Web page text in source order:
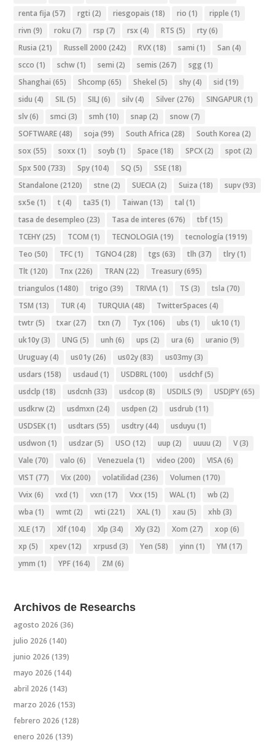
renta fija (57) rgti (2) riesgopais (18) rio (1) ripple (1)
rivn (9) roku (7) rsp (7) rsx (4) RTS (5) rty(6)
Rusia (21) Russell 2000 (242) RVX(18) sami (1) San (4)
scco (1) schw(1) semi (2) semis (267) sgg (1)
Shanghai (65) Shcomp (65) Shekel (5) shy(4) sid (19)
sidu (4) SIL(5) SILJ (6) silv(4) Silver(276) SINGAPUR(1)
slv(6) smci (3) smh (10) snap (2) snow(7)
SOFTWARE(48) soja (99) South Africa (28) South Korea (2)
sox (55) soxx (1) soyb (1) Space (18) SPCX(2) spot (2)
Spx 500 (733) Spy(104) SQ (5) SSE(18)
Standalone (2120) stne (2) SUECIA(2) Suiza (18) supv(93)
sx5e (1) t (4) ta35 (1) Taiwan (13) tal (1)
tasa de desempleo (23) Tasa de interes (676) tbf(15)
TCEHY(25) TCOM (1) TECNOLOGIA(19) tecnología (1919)
Teo (50) TFC(1) TGNO4(28) tgs (63) tlh (37) tlry(1)
Tlt (120) Tnx (226) TRAN (22) Treasury(695)
triangulos (1480) trigo (39) TRIVIA(1) TS (3) tsla (70)
TSM (13) TUR(4) TURQUIA(48) TwitterSpaces (4)
twtr(5) txar(27) txn (7) Tyx (106) ubs (1) uk10 (1)
uk10y(3) UNG (5) unh (6) ups (2) ura (6) uranio (9)
Uruguay(4) us01y(26) us02y(83) us03my(3)
usdars (158) usdaud (1) USDBRL(100) usdchf(5)
usdclp (18) usdcnh (33) usdcop (8) USDILS (9) USDJPY(65)
usdkrw(2) usdmxn (24) usdpen (2) usdrub (11)
USDSEK(1) usdtars (55) usdtry(44) usduyu (1)
usdwon (1) usdzar(5) USO (12) uup (2) uuuu (2) V(3)
Vale (70) valo (6) Venezuela (1) video (200) VISA(6)
VIST (77) Vix (200) volatilidad (236) Volumen (170)
Vvix (6) vxd (1) vxn (17) Vxx (15) WAL(1) wb (2)
wba (1) wmt (2) wti (221) XAL(1) xau (5) xhb (3)
XLE(17) Xlf(104) Xlp (34) Xly(32) Xom (27) xop (6)
xp (5) xpev(12) xrpusd (3) Yen (58) yinn (1) YM (17)
ymm (1) YPF(164) ZM (6)
Archivos de Researchs
agosto 2026 (36)
julio 2026 (140)
junio 2026 (139)
mayo 2026 (144)
abril 2026 (143)
marzo 2026 (153)
febrero 2026 (128)
enero 2026 (139)